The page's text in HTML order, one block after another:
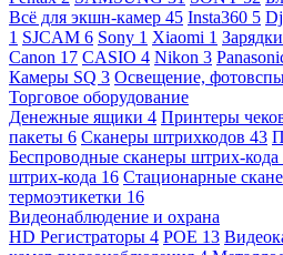
Всё для экшн-камер 45 Insta360 5
1 SJCAM 6 Sony 1 Xiaomi 1
Canon 17 CASIO 4 Nikon 3
Камеры SQ 3 Освещение,
Торговое оборудование
Денежные ящики 4 Принтеры
пакеты 6 Сканеры штрихкодов 43
Беспроводные сканеры штрих-кода
штрих-кода 16 Стационарные
термоэтикетки 16
Видеонаблюдение и охрана
HD Регистраторы 4 POE 13